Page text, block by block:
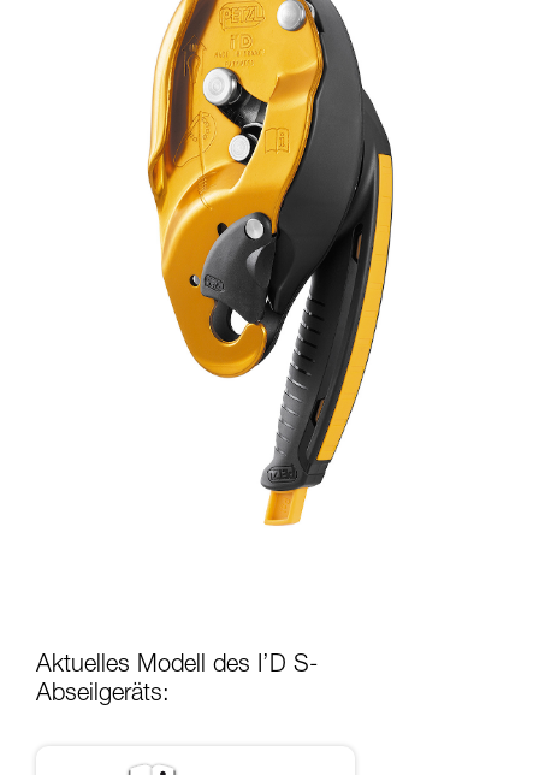
Aktuelles Modell des I’D S-
Abseilgeräts: